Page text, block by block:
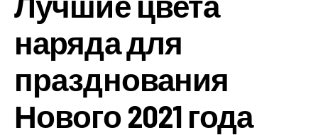
наряда для
празднования
Нового 2021 года